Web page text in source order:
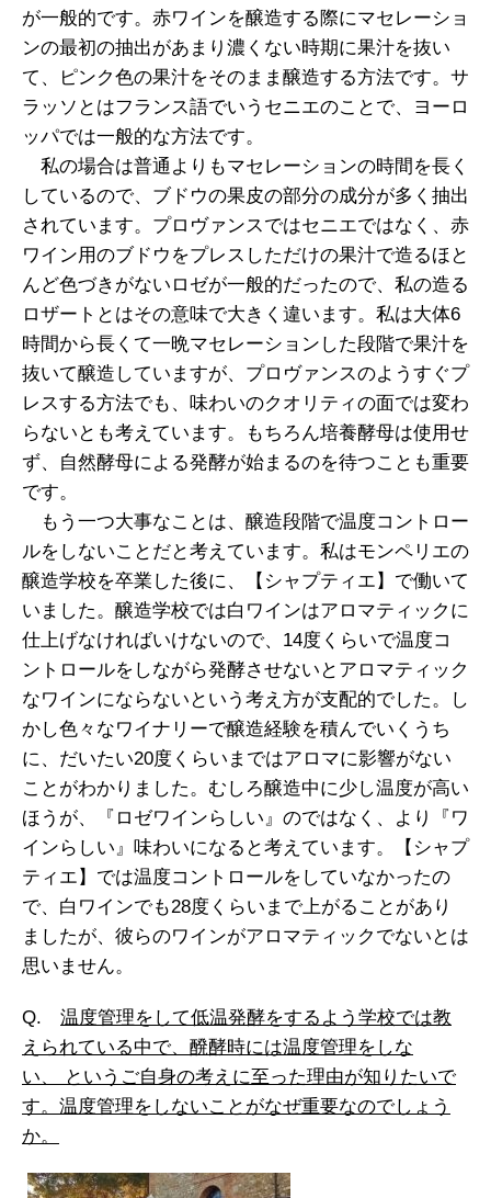
が一般的です。赤ワインを醸造する際にマセレーショ
ンの最初の抽出があまり濃くない時期に果汁を抜い
て、ピンク色の果汁をそのまま醸造する方法です。サ
ラッソとはフランス語でいうセニエのことで、ヨーロ
ッパでは一般的な方法です。
私の場合は普通よりもマセレーションの時間を長く
しているので、ブドウの果皮の部分の成分が多く抽出
されています。プロヴァンスではセニエではなく、赤
ワイン用のブドウをプレスしただけの果汁で造るほと
んど色づきがないロゼが一般的だったので、私の造る
ロザートとはその意味で大きく違います。私は大体6
時間から長くて一晩マセレーションした段階で果汁を
抜いて醸造していますが、プロヴァンスのようすぐプ
レスする方法でも、味わいのクオリティの面では変わ
らないとも考えています。もちろん培養酵母は使用せ
ず、自然酵母による発酵が始まるのを待つことも重要
です。
もう一つ大事なことは、醸造段階で温度コントロー
ルをしないことだと考えています。私はモンペリエの
醸造学校を卒業した後に、【シャプティエ】で働いて
いました。醸造学校では白ワインはアロマティックに
仕上げなければいけないので、14度くらいで温度コ
ントロールをしながら発酵させないとアロマティック
なワインにならないという考え方が支配的でした。し
かし色々なワイナリーで醸造経験を積んでいくうち
に、だいたい20度くらいまではアロマに影響がない
ことがわかりました。むしろ醸造中に少し温度が高い
ほうが、『ロゼワインらしい』のではなく、より『ワ
インらしい』味わいになると考えています。【シャプ
ティエ】では温度コントロールをしていなかったの
で、白ワインでも28度くらいまで上がることがあり
ましたが、彼らのワインがアロマティックでないとは
思いません。
Q. 温度管理をして低温発酵をするよう学校では教
えられている中で、醗酵時には温度管理をしな
い、 というご自身の考えに至った理由が知りたいで
す。温度管理をしないことがなぜ重要なのでしょう
か。